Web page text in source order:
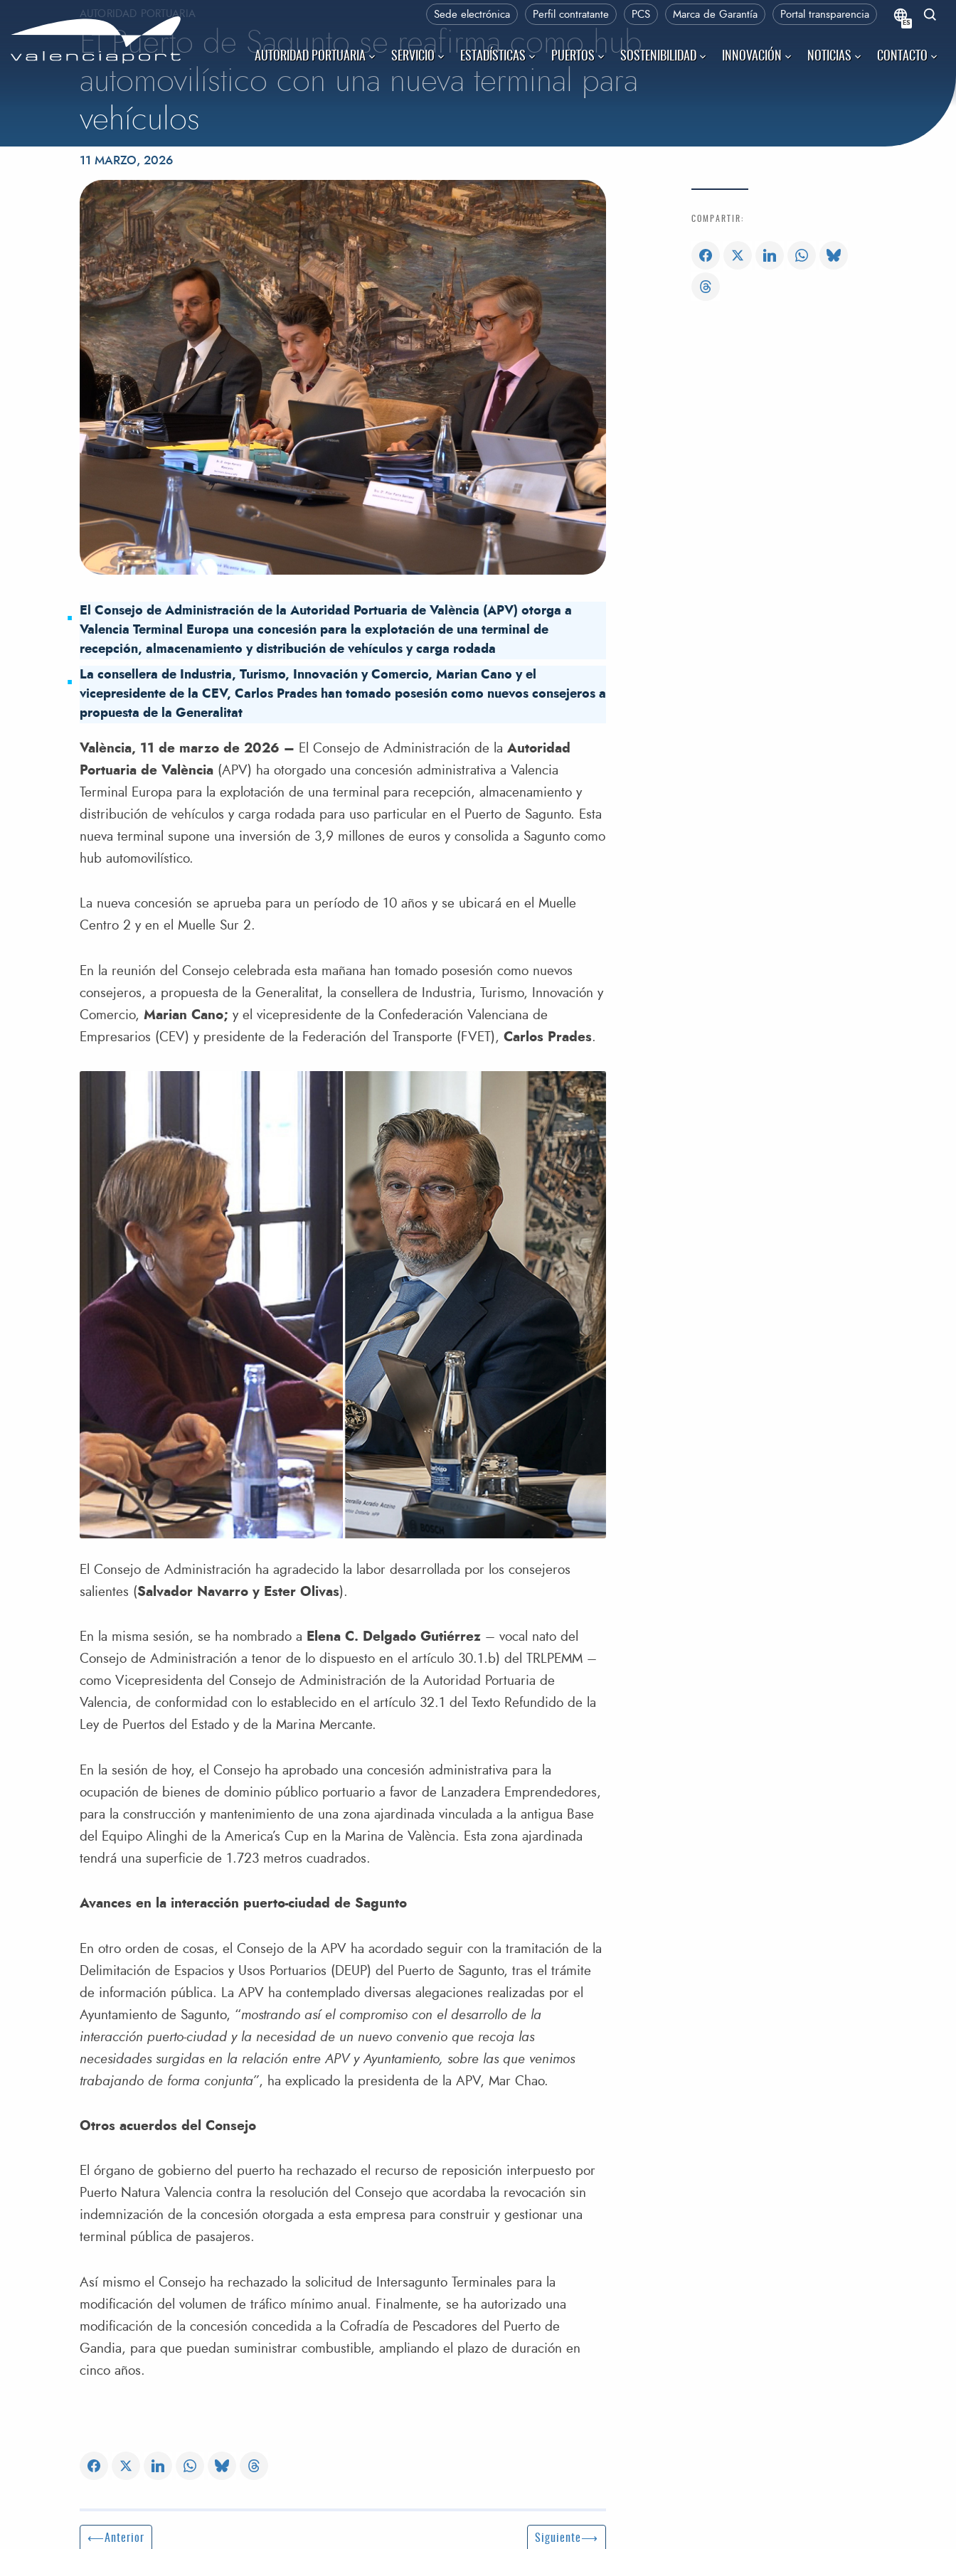
Sede electrónica Perfil contratante PCS Marca de Garantía Portal transparencia
ES
AUTORIDAD PORTUARIA SERVICIO ESTADÍSTICAS PUERTOS SOSTENIBILIDAD INNOVACIÓN NOTICIAS CONTACTO
AUTORIDAD PORTUARIA
El Puerto de Sagunto se reafirma como hub
automovilístico con una nueva terminal para
vehículos
Publicado el
11 MARZO, 2026
El Consejo de Administración de la Autoridad Portuaria de València (APV) otorga a
Valencia Terminal Europa una concesión para la explotación de una terminal de
recepción, almacenamiento y distribución de vehículos y carga rodada
La consellera de Industria, Turismo, Innovación y Comercio, Marian Cano y el
vicepresidente de la CEV, Carlos Prades han tomado posesión como nuevos consejeros a
propuesta de la Generalitat
València, 11 de marzo de 2026 – El Consejo de Administración de la Autoridad
Portuaria de València (APV) ha otorgado una concesión administrativa a Valencia
Terminal Europa para la explotación de una terminal para recepción, almacenamiento y
distribución de vehículos y carga rodada para uso particular en el Puerto de Sagunto. Esta
nueva terminal supone una inversión de 3,9 millones de euros y consolida a Sagunto como
hub automovilístico.
La nueva concesión se aprueba para un período de 10 años y se ubicará en el Muelle
Centro 2 y en el Muelle Sur 2.
En la reunión del Consejo celebrada esta mañana han tomado posesión como nuevos
consejeros, a propuesta de la Generalitat, la consellera de Industria, Turismo, Innovación y
Comercio, Marian Cano; y el vicepresidente de la Confederación Valenciana de
Empresarios (CEV) y presidente de la Federación del Transporte (FVET), Carlos Prades.
El Consejo de Administración ha agradecido la labor desarrollada por los consejeros
salientes (Salvador Navarro y Ester Olivas).
En la misma sesión, se ha nombrado a Elena C. Delgado Gutiérrez – vocal nato del
Consejo de Administración a tenor de lo dispuesto en el artículo 30.1.b) del TRLPEMM –
como Vicepresidenta del Consejo de Administración de la Autoridad Portuaria de
Valencia, de conformidad con lo establecido en el artículo 32.1 del Texto Refundido de la
Ley de Puertos del Estado y de la Marina Mercante.
En la sesión de hoy, el Consejo ha aprobado una concesión administrativa para la
ocupación de bienes de dominio público portuario a favor de Lanzadera Emprendedores,
para la construcción y mantenimiento de una zona ajardinada vinculada a la antigua Base
del Equipo Alinghi de la America’s Cup en la Marina de València. Esta zona ajardinada
tendrá una superficie de 1.723 metros cuadrados.
Avances en la interacción puerto-ciudad de Sagunto
En otro orden de cosas, el Consejo de la APV ha acordado seguir con la tramitación de la
Delimitación de Espacios y Usos Portuarios (DEUP) del Puerto de Sagunto, tras el trámite
de información pública. La APV ha contemplado diversas alegaciones realizadas por el
Ayuntamiento de Sagunto, “mostrando así el compromiso con el desarrollo de la
interacción puerto-ciudad y la necesidad de un nuevo convenio que recoja las
necesidades surgidas en la relación entre APV y Ayuntamiento, sobre las que venimos
trabajando de forma conjunta”, ha explicado la presidenta de la APV, Mar Chao.
Otros acuerdos del Consejo
El órgano de gobierno del puerto ha rechazado el recurso de reposición interpuesto por
Puerto Natura Valencia contra la resolución del Consejo que acordaba la revocación sin
indemnización de la concesión otorgada a esta empresa para construir y gestionar una
terminal pública de pasajeros.
Así mismo el Consejo ha rechazado la solicitud de Intersagunto Terminales para la
modificación del volumen de tráfico mínimo anual. Finalmente, se ha autorizado una
modificación de la concesión concedida a la Cofradía de Pescadores del Puerto de
Gandia, para que puedan suministrar combustible, ampliando el plazo de duración en
cinco años.
Navegación de entradas
Entrada anterior:
Anterior Siguiente entrada
Siguiente
COMPARTIR: